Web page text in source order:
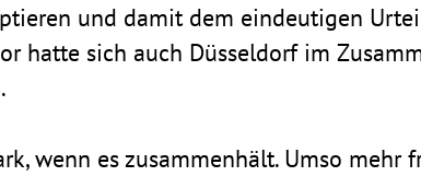
und damit dem eindeu­tigen
hatte sich auch Düssel­dorf im
wenn es zusam­men­hält. Umso mehr